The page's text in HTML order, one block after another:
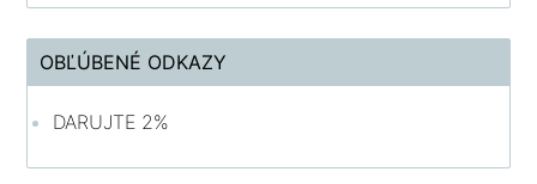
OBĽÚBENÉ ODKAZY
DARUJTE 2%